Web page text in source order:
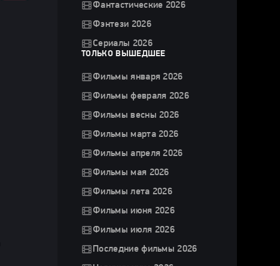
Фантастические 2026
Фэнтези 2026
Сериалы 2026
ТОЛЬКО ВЫШЕДШЕЕ
Фильмы января 2026
Фильмы февраля 2026
Фильмы весны 2026
Фильмы марта 2026
Фильмы апреля 2026
Фильмы мая 2026
Фильмы лета 2026
Фильмы июня 2026
Фильмы июля 2026
Последние фильмы 2026